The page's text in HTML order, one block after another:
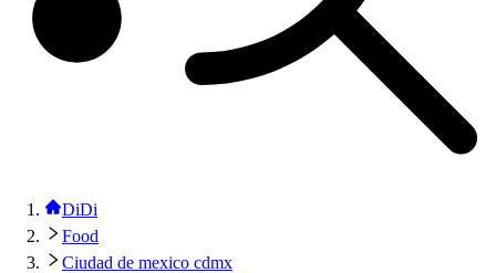
DiDi
Food
Ciudad de mexico cdmx